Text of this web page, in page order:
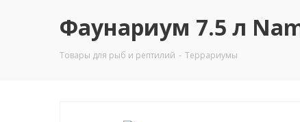
Фаунариум 7.5 л
Товары для рыб и рептилий - Террариумы